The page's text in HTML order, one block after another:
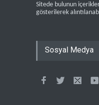
Sitede bulunun
gösterilerek
Sosyal Medya